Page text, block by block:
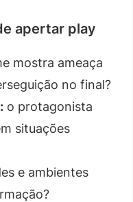
apertar play
mostra ameaça
no final?
o protagonista
situações
e ambientes